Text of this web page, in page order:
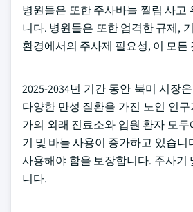
병원들은 또한 주사바늘 찔림 사고
니다. 병원들은 또한 엄격한 규제,
환경에서의 주사제 필요성, 이 모
2025-2034년 기간 동안 북미 시장
다양한 만성 질환을 가진 노인 인
가의 외래 진료소와 입원 환자 모
기 및 바늘 사용이 증가하고 있습
사용해야 함을 보장합니다. 주사기
니다.